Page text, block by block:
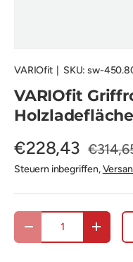
VARIOfit| SKU: sw-
VARIOfit
€228,43
Steuern inbegriffen,
Anzahl
Menge verringernMenge